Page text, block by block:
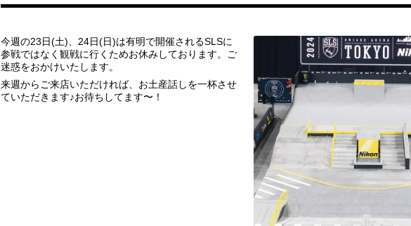
今週の23日(土)、24日(日)は有明で開催されるSLSに
参戦ではなく観戦に行くためお休みしております。ご
迷惑をおかけいたします。
来週からご来店いただければ、お土産話しを一杯させ
ていただきます♪お待ちしてます〜！